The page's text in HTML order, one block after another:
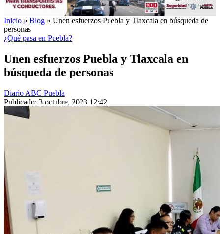
Inicio » Blog » Unen esfuerzos Puebla y Tlaxcala en búsqueda de
personas
¿Qué pasa en Puebla?
Unen esfuerzos Puebla y Tlaxcala en
búsqueda de personas
Diario ABC Puebla
Publicado: 3 octubre, 2023 12:42